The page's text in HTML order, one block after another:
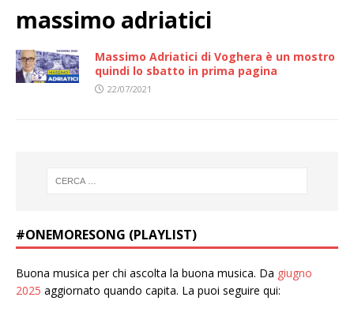
massimo adriatici
Massimo Adriatici di Voghera è un mostro
quindi lo sbatto in prima pagina
22/07/2021
#ONEMORESONG (PLAYLIST)
Buona musica per chi ascolta la buona musica. Da giugno
2025 aggiornato quando capita. La puoi seguire qui: